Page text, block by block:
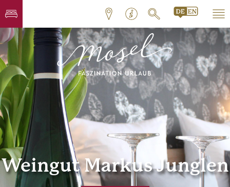
Weingut Markus Junglen